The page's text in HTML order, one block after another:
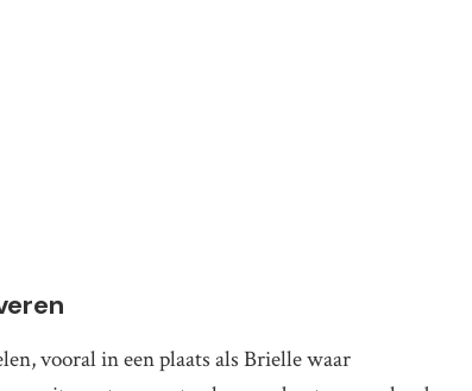
vooral in een plaats als Brielle waar